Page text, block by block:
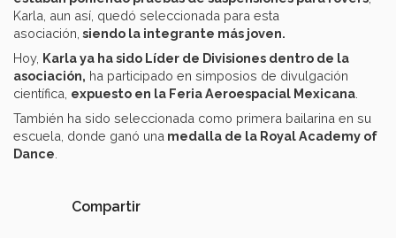
Karla, aun así, quedó seleccionada para esta
asociación, siendo la integrante más joven.
Hoy, Karla ya ha sido Líder de Divisiones dentro de la
asociación, ha participado en simposios de divulgación
científica, expuesto en la Feria Aeroespacial Mexicana
También ha sido seleccionada como primera bailarina en su
escuela, donde ganó una medalla de la Royal Academy of
Dance
Compartir